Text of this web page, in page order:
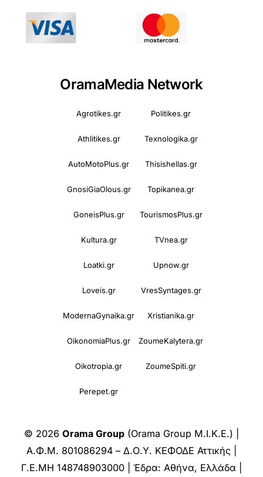
OramaMedia Network
Agrotikes.gr Politikes.gr
Athlitikes.gr Texnologika.gr
AutoMotoPlus.gr Thisishellas.gr
GnosiGiaOlous.gr Topikanea.gr
GoneisPlus.gr TourismosPlus.gr
Kultura.gr TVnea.gr
Loatki.gr Upnow.gr
Loveis.gr VresSyntages.gr
ModernaGynaika.gr Xristianika.gr
OikonomiaPlus.gr ZoumeKalytera.gr
Oikotropia.gr ZoumeSpiti.gr
Perepet.gr
© 2026 Orama Group (Orama Group Μ.Ι.Κ.Ε.) |
Α.Φ.Μ. 801086294 – Δ.Ο.Υ. ΚΕΦΟΔΕ Αττικής |
Γ.Ε.ΜΗ 148748903000 | Έδρα: Αθήνα, Ελλάδα |